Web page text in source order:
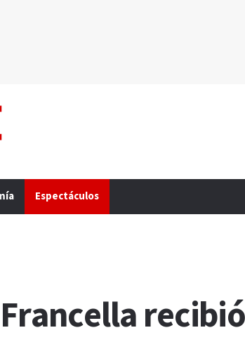
Espectáculos